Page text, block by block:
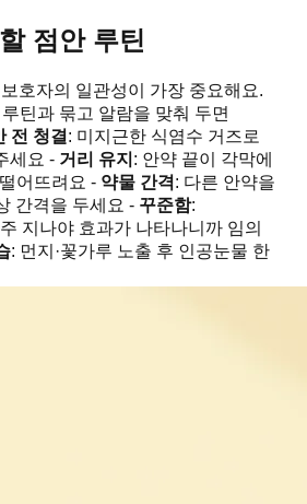
점안 루틴
호자의 일관성이 가장 중요해요.
틴과 묶고 알람을 맞춰 두면
전 청결 : 미지근한 식염수 거즈로
세요 - 거리 유지 : 안약 끝이 각막에
어뜨려요 - 약물 간격: 다른 안약을
간격을 두세요 - 꾸준함:
지나야 효과가 나타나니까 임의
: 먼지·꽃가루 노출 후 인공눈물 한